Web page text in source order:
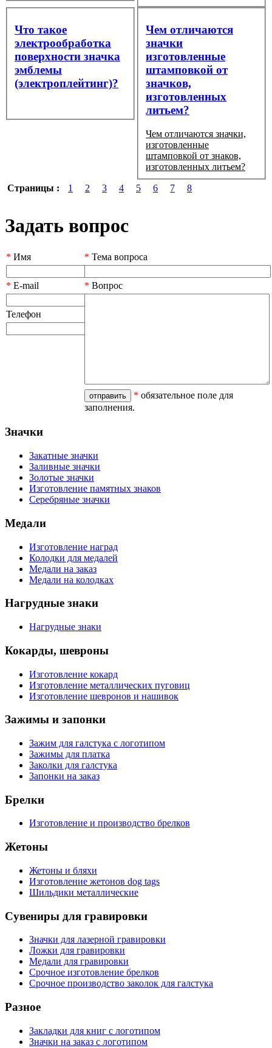
Что такое
электрообработка
поверхности значка
эмблемы
(электроплейтинг)?
Чем отличаются
значки
изготовленные
штамповкой от
значков,
изготовленных
литьем?
Чем отличаются значки,
изготовленные
штамповкой от знаков,
изготовленных литьем?
Страницы : 1 2 3 4 5 6 7 8
Задать вопрос
* Имя
* E-mail
Телефон
* Тема вопроса
* Вопрос
* обязательное поле для
заполнения.
Значки
Закатные значки
Заливные значки
Золотые значки
Изготовление памятных знаков
Серебряные значки
Медали
Изготовление наград
Колодки для медалей
Медали на заказ
Медали на колодках
Нагрудные знаки
Нагрудные знаки
Кокарды, шевроны
Изготовление кокард
Изготовление металлических пуговиц
Изготовление шевронов и нашивок
Зажимы и запонки
Зажим для галстука с логотипом
Зажимы для платка
Заколки для галстука
Запонки на заказ
Брелки
Изготовление и производство брелков
Жетоны
Жетоны и бляхи
Изготовление жетонов dog tags
Шильдики металлические
Сувениры для гравировки
Значки для лазерной гравировки
Ложки для гравировки
Медали для гравировки
Срочное изготовление брелков
Срочное производство заколок для галстука
Разное
Закладки для книг с логотипом
Значки на заказ с логотипом